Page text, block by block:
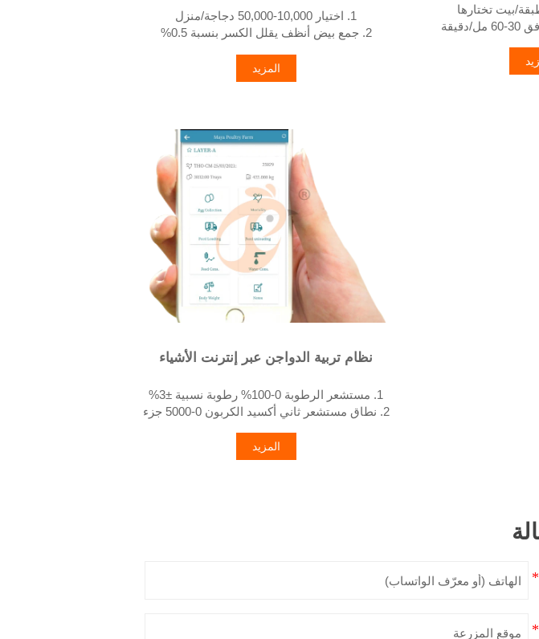
1. اختيار 10,000-50,000 دجاجة/منزل
2. جمع بيض أنظف يقلل الكسر بنسبة 0.5%
إلى <3%
المزيد
نظام تربية الدواجن عبر إنترنت الأشياء
1. مستشعر الرطوبة 0-100% رطوبة نسبية ±3%
2. نطاق مستشعر ثاني أكسيد الكربون 0-5000 جزء
المليون
المزيد